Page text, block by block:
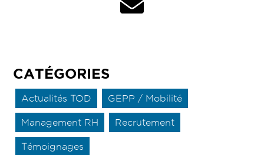
CATÉGORIES
Actualités TOD GEPP / Mobilité
Management RH Recrutement
Témoignages